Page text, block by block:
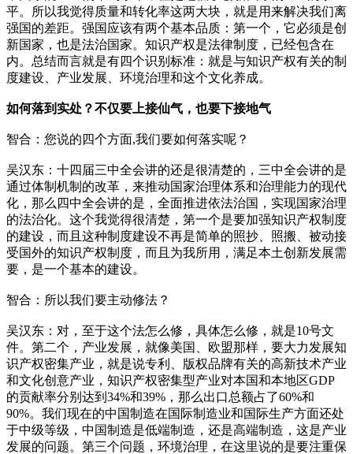
平。所以我觉得质量和转化率这两大块，就是用来解决我们离
强国的差距。强国应该有两个基本品质：第一个，它必须是创
新国家，也是法治国家。知识产权是法律制度，已经包含在
内。总结而言就是有四个识别标准：就是与知识产权有关的制
度建设、产业发展、环境治理和这个文化养成。
如何落到实处？不仅要上接仙气，也要下接地气
智合：您说的四个方面,我们要如何落实呢？
吴汉东：十四届三中全会讲的还是很清楚的，三中全会讲的是
通过体制机制的改革，来推动国家治理体系和治理能力的现代
化，那么四中全会讲的是，全面推进依法治国，实现国家治理
的法治化。这个我觉得很清楚，第一个是要加强知识产权制度
的建设，而且这种制度建设不再是简单的照抄、照搬、被动接
受国外的知识产权制度，而且为我所用，满足本土创新发展需
要，是一个基本的建设。
智合：所以我们要主动修法？
吴汉东：对，至于这个法怎么修，具体怎么修，就是10号文
件。第二个，产业发展，就像美国、欧盟那样，要大力发展知
识产权密集产业，就是说专利、版权品牌有关的高新技术产业
和文化创意产业，知识产权密集型产业对本国和本地区GDP
的贡献率分别达到34%和39%，那么出口总额占了60%和
90%。我们现在的中国制造在国际制造业和国际生产方面还处
于中级等级，中国制造是低端制造，还是高端制造，这是产业
发展的问题。第三个问题，环境治理，在这里说的是要注重保